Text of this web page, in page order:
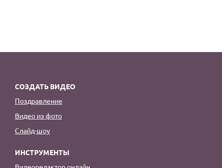
СОЗДАТЬ ВИДЕО
Поздравление
Видео из фото
Слайд-шоу
ИНСТРУМЕНТЫ